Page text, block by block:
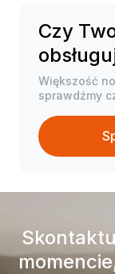
Czy
Większość
sprawdźmy